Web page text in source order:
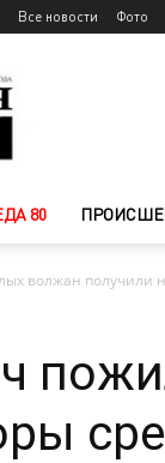
Все новости Фото
80
волжан получили